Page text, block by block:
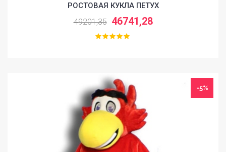
РОСТОВАЯ КУКЛА ПЕТУХ
49201,35 46741,28
-5%